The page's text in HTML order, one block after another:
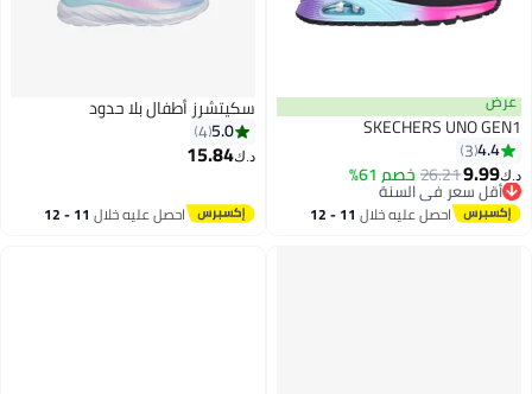
عرض
SKECHERS UNO GEN1
4.4
3
د.ك‏9.99
26.21خصم 61%
أقل سعر في السنة
بتخلّص بسرعة
أقل سعر في السنة
احصل عليه خلال 11 - 12
سكيتشرز أطفال بلا حدود
5.0
4
د.ك‏15.84
احصل عليه خلال 11 - 12